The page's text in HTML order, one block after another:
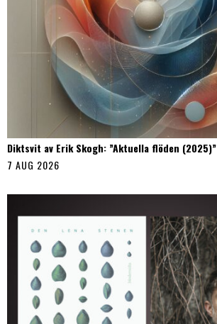
Diktsvit av Erik Skogh: ”Aktuella flöden (2025)”
7 AUG 2026